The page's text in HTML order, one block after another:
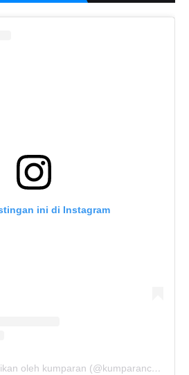
ini di Instagram
Sebuah kiriman dibagikan oleh kumparan (@kumparancom)